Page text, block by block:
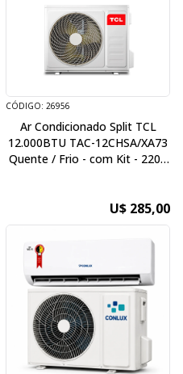
CÓDIGO: 26956
Ar Condicionado Split TCL
12.000BTU TAC-12CHSA/XA73
Quente / Frio - com Kit - 220V
U$ 285,00